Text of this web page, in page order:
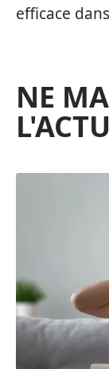
efficace
NE